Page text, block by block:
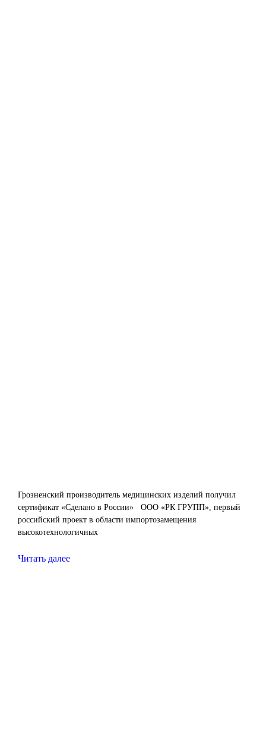
Грозненский производитель медицинских изделий получил
сертификат «Сделано в России» ООО «РК ГРУПП», первый
российский проект в области импортозамещения
высокотехнологичных
Читать далее